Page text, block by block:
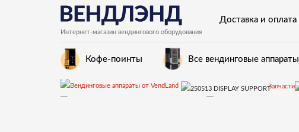
Интернет-магазин вендингового оборудования
Доставка и оплата
Кофе-поинты Все вендинговые аппараты
Запчасти